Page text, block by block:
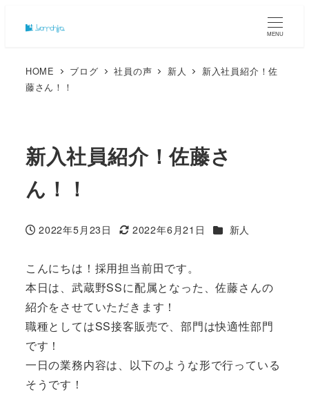
MENU
HOME ブログ 社員の声 新人
新入社員紹介！佐
藤さん！！
新入社員紹介！佐藤さ
ん！！
投稿日
2022年5月23日
更新日
2022年6月21日 カテゴリー
新人
こんにちは！採用担当前田です。
本日は、武蔵野SSに配属となった、佐藤さんの
紹介をさせていただきます！
職種としてはSS接客販売で、部門は快適性部門
です！
一日の業務内容は、以下のような形で行っている
そうです！